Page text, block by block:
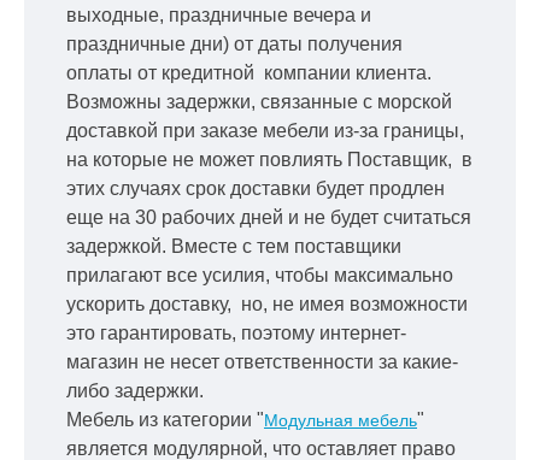
выходные, праздничные вечера и
праздничные дни) от даты получения
оплаты от кредитной компании клиента.
Возможны задержки, связанные с морской
доставкой при заказе мебели из-за границы,
на которые не может повлиять Поставщик, в
этих случаях срок доставки будет продлен
еще на 30 рабочих дней и не будет считаться
задержкой. Вместе с тем поставщики
прилагают все усилия, чтобы максимально
ускорить доставку, но, не имея возможности
это гарантировать, поэтому интернет-
магазин не несет ответственности за какие-
либо задержки.
Мебель из категории "Модульная мебель"
является модулярной, что оставляет право